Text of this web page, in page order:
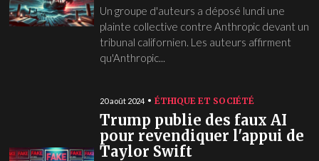
Un groupe d'auteurs a déposé lundi une
plainte collective contre Anthropic devant un
tribunal californien. Les auteurs affirment
qu'Anthropic...
20 août 2024 ÉTHIQUE ET SOCIÉTÉ
Trump publie des faux AI
pour revendiquer l'appui de
Taylor Swift